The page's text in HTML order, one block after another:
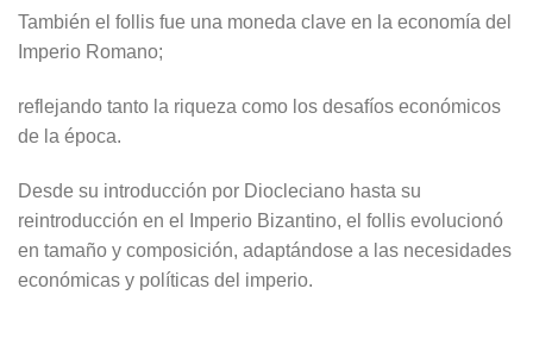
También el follis fue una moneda clave en la economía del
Imperio Romano;
reflejando tanto la riqueza como los desafíos económicos
de la época.
Desde su introducción por Diocleciano hasta su
reintroducción en el Imperio Bizantino, el follis evolucionó
en tamaño y composición, adaptándose a las necesidades
económicas y políticas del imperio.